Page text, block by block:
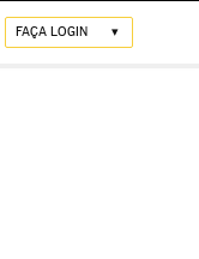
FAÇA LOGIN